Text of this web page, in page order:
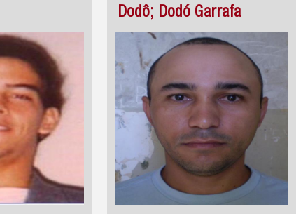
Dodô; Dodó Garrafa